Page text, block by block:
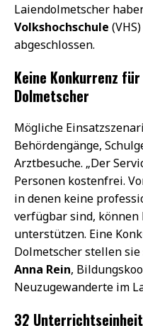
Laiendolmetscher
Volkshochschule (VHS)
abgeschlossen.
Keine Konkurrenz
Dolmetscher
Mögliche
Behördengänge,
Arztbesuche. „Der
Personen kostenfrei.
in denen keine
verfügbar sind, können
unterstützen. Eine
Dolmetscher stellen
Anna Rein,
Neuzugewanderte im
32